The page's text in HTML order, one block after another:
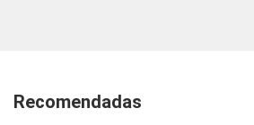
Recomendadas